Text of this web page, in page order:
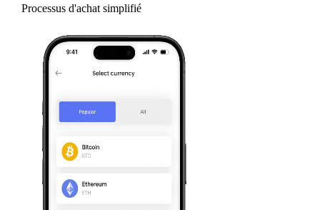
Processus d'achat simplifié